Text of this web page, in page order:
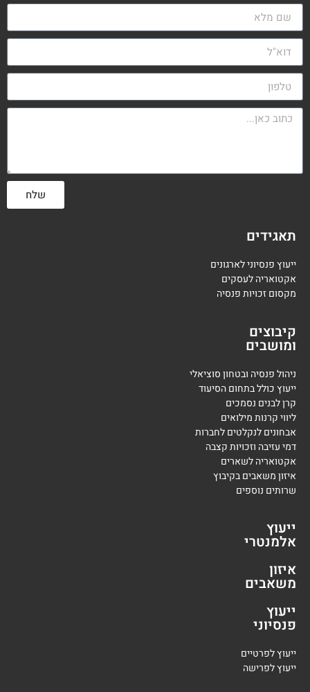
שלח
תאגידים
ייעוץ פנסיוני לארגונים
אקטואריה לעסקים
מקסום זכויות פנסיה
קיבוצים
ומושבים
ניהול פנסיה ובטחון סוציאלי
ייעוץ כולל בתחום הסיעוד
קרן לבנים נסמכים
ליווי קרנות מילואים
אבחונים לנקלטים לחברות
דמי עזיבה וזכויות קצבה
אקטואריה לשארים
איזון משאבים בקיבוץ
שרותים נוספים
ייעוץ
אלמנטרי
איזון
משאבים
ייעוץ
פנסיוני
ייעוץ לפרטיים
ייעוץ לפרישה